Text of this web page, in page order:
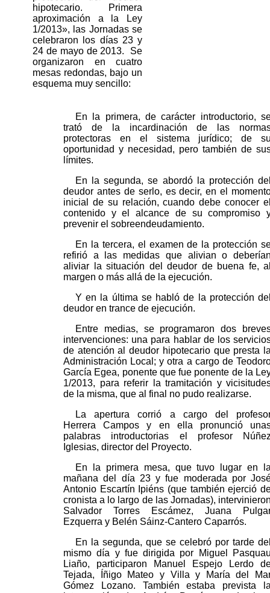
hipotecario. Primera
aproximación a la Ley
1/2013», las Jornadas se
celebraron los días 23 y
24 de mayo de 2013.
Se
organizaron en cuatro
mesas redondas, bajo un
esquema muy sencillo:
En la primera, de carácter introductorio,
trató de la incardinación de las
protectoras en el sistema jurídico; de
oportunidad y necesidad, pero también de
límites.
En la segunda, se abordó la protección
deudor antes de serlo, es decir, en el
inicial de su relación, cuando debe conocer
contenido y el alcance de su compromiso
prevenir el sobreendeudamiento.
En la tercera, el examen de la protección
refirió a las medidas que alivian o
aliviar la situación del deudor de buena fe,
margen o más allá de la ejecución.
Y en la última se habló de la protección
deudor en trance de ejecución.
Entre medias, se programaron dos
intervenciones: una para hablar de los
de atención al deudor hipotecario que presta
Administración Local; y otra a cargo de
García Egea, ponente que fue ponente de la
1/2013, para referir la tramitación y
de la misma, que al final no pudo realizarse.
La apertura corrió a cargo del
Herrera Campos y en ella pronunció
palabras introductorias el profesor
Iglesias, director del Proyecto.
En la primera mesa, que tuvo lugar en
mañana del día 23 y fue moderada por
Antonio Escartín Ipiéns (que también ejerció
cronista a lo largo de las Jornadas),
Salvador Torres Escámez, Juana
Ezquerra y Belén Sáinz-Cantero Caparrós.
En la segunda, que se celebró por tarde
mismo día y fue dirigida por Miguel
Liaño, participaron Manuel Espejo Lerdo
Tejada, Íñigo Mateo y Villa y María del
Gómez Lozano. También estaba prevista